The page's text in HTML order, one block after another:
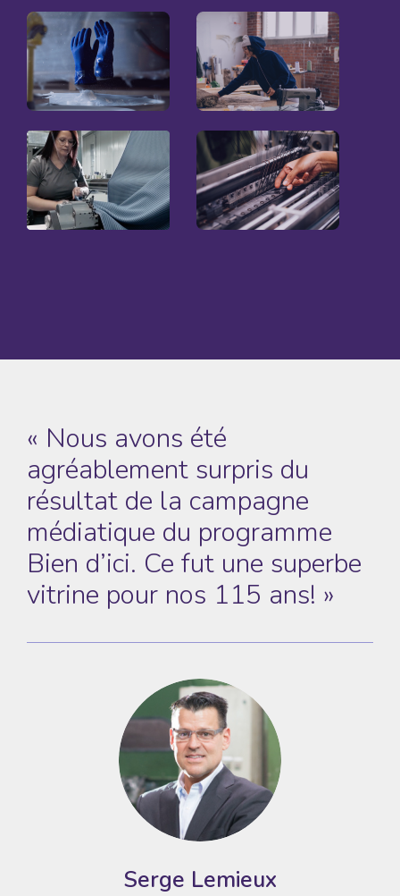
« Nous avons été
agréablement surpris du
résultat de la campagne
médiatique du programme
Bien d’ici. Ce fut une superbe
vitrine pour nos 115 ans! »
Serge Lemieux